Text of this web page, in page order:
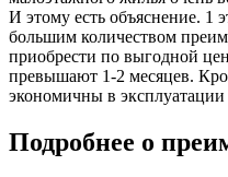
И этому есть объяснение. 1
большим количеством
приобрести по выгодной
превышают 1-2 месяцев.
экономичны в эксплуатации
Подробнее о